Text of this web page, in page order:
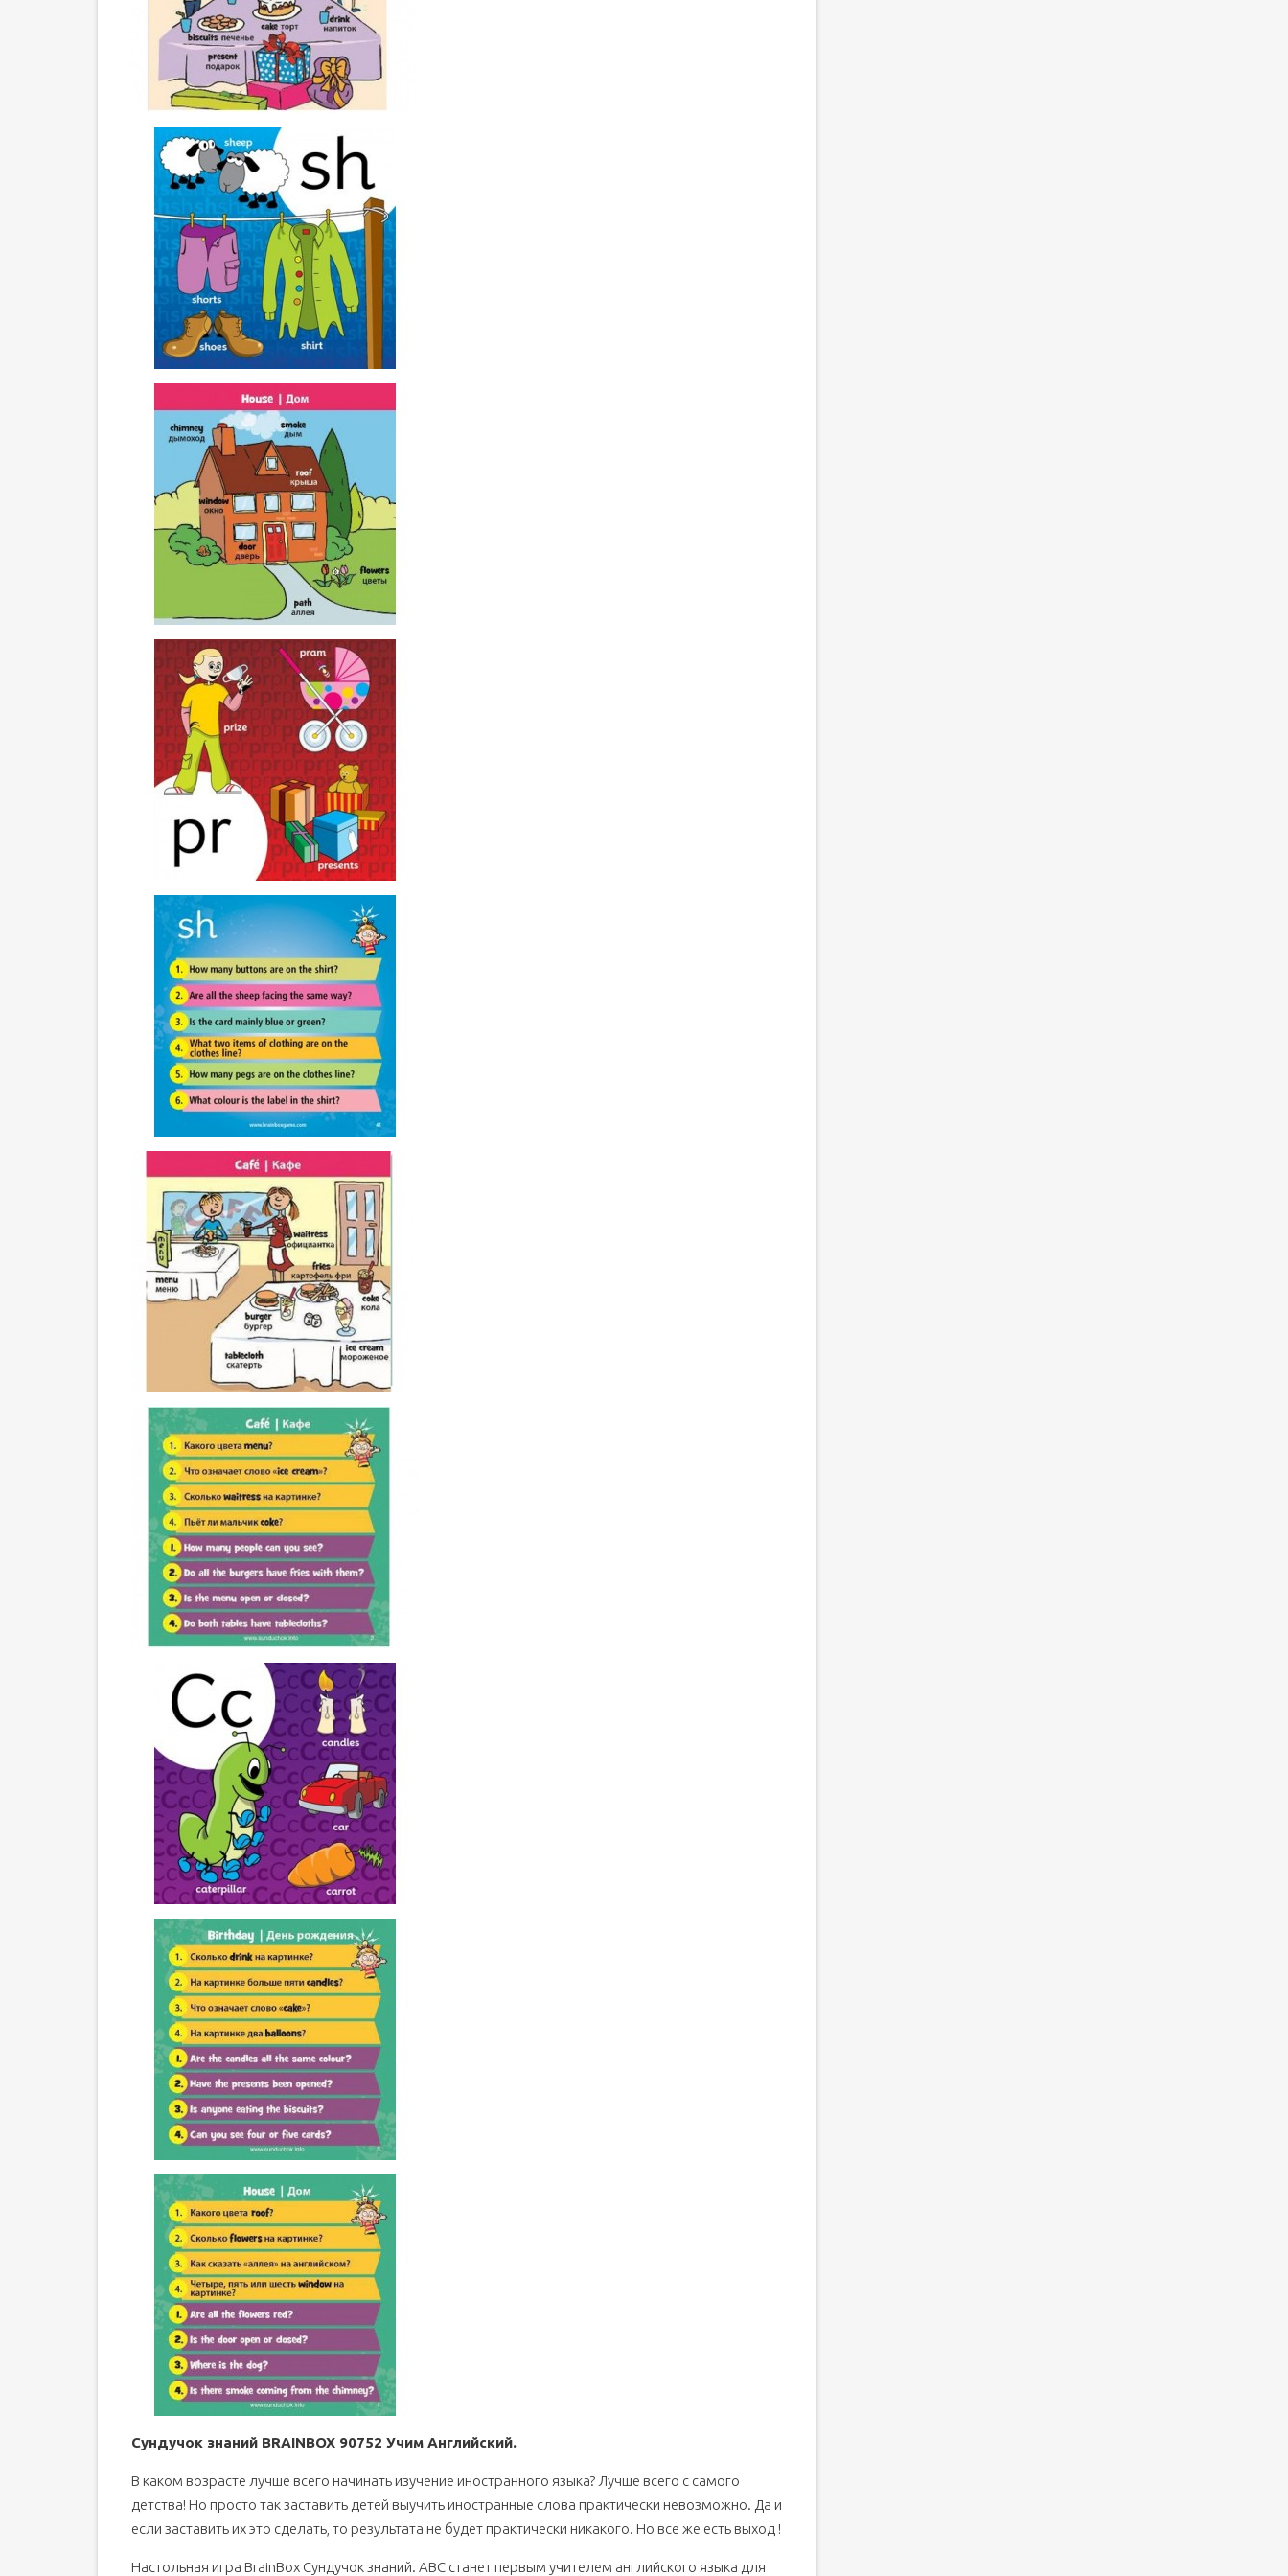
Сундучок знаний BRAINBOX 90752 Учим Английский.
В каком возрасте лучше всего начинать изучение иностранного языка? Лучше всего с самого
детства! Но просто так заставить детей выучить иностранные слова практически невозможно. Да и
если заставить их это сделать, то результата не будет практически никакого. Но все же есть выход !
Настольная игра BrainBox Сундучок знаний. ABC станет первым учителем английского языка для